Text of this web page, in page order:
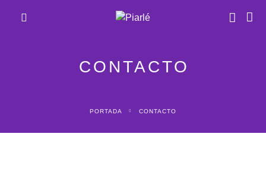
CONTACTO
PORTADA CONTACTO